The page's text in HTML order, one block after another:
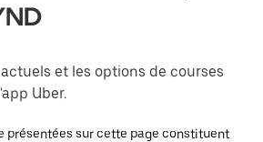
et les options de courses
Uber.
présentées sur cette page constituent